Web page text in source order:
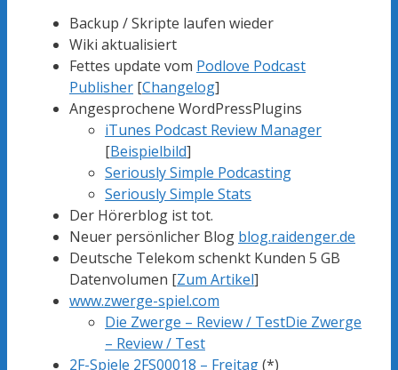
Backup / Skripte laufen wieder
Wiki aktualisiert
Fettes update vom Podlove Podcast
Publisher [Changelog]
Angesprochene WordPressPlugins
iTunes Podcast Review Manager
[Beispielbild]
Seriously Simple Podcasting
Seriously Simple Stats
Der Hörerblog ist tot.
Neuer persönlicher Blog blog.raidenger.de
Deutsche Telekom schenkt Kunden 5 GB
Datenvolumen [Zum Artikel]
www.zwerge-spiel.com
Die Zwerge – Review / TestDie Zwerge
– Review / Test
2F-Spiele 2FS00018 – Freitag(*)